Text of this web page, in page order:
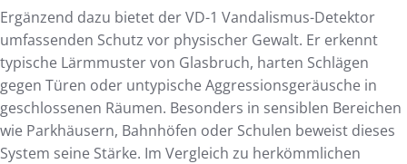
Ergänzend dazu bietet der VD-1 Vandalismus-Detektor
umfassenden Schutz vor physischer Gewalt. Er erkennt
typische Lärmmuster von Glasbruch, harten Schlägen
gegen Türen oder untypische Aggressionsgeräusche in
geschlossenen Räumen. Besonders in sensiblen Bereichen
wie Parkhäusern, Bahnhöfen oder Schulen beweist dieses
System seine Stärke. Im Vergleich zu herkömmlichen